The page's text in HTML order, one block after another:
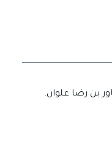
بن رضا علوان.